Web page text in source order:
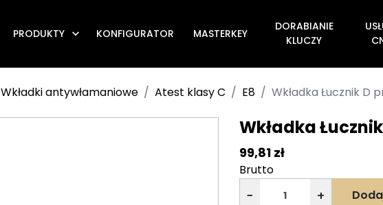
PRODUKTY  KONFIGURATOR MASTERKEY
DORABIANIE
KLUCZY
Wkładki antywłamaniowe Atest klasy C E8 Wkładka Łucznik D
Wkładka
99,81 zł
Brutto
− +